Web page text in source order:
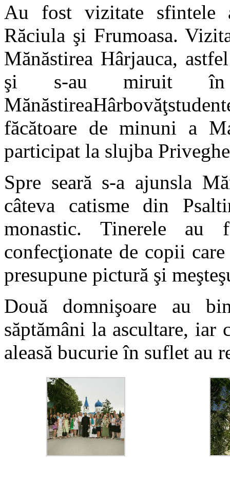
Au fost vizitate sfintele
Răciula şi Frumoasa.
Mănăstirea Hârjauca,
şi s-au miruit în
făcătoare de minuni a
participat la slujba
Spre seară s-a ajunsla
câteva catisme din
monastic. Tinerele au
confecţionate de copii
presupune pictură şi
Două domnişoare au
săptămâni la ascultare,
aleasă bucurie în suflet au